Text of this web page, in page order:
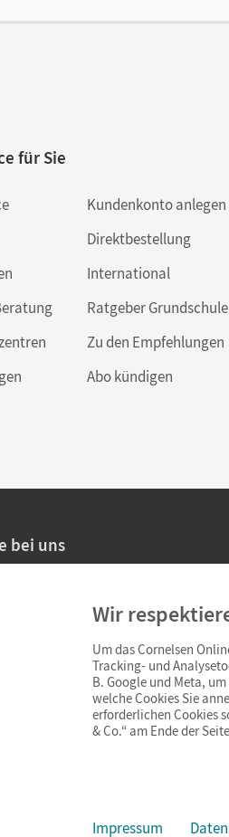
für Sie
Kundenkonto anlegen
Direktbestellung
International
Ratgeber Grundschule
Zu den Empfehlungen
Abo kündigen
bei uns
Angebote für Lehrkräfte
mit SSL-Verschlüsselung
Widerrufsfristvon 4 Wochen
einfache Retourenabwicklung
Barrierefreiheit
Wir
Um das Cornelsen
Tracking- und
B. Google und Meta,
welche Cookies Sie
erforderlichen Cookies
& Co.“ am Ende der
Impressum